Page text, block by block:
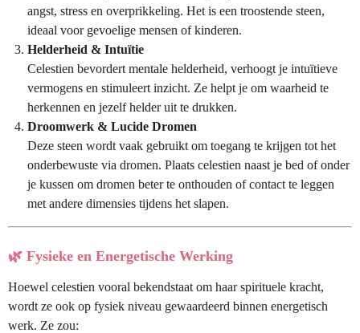
angst, stress en overprikkeling. Het is een troostende steen,
ideaal voor gevoelige mensen of kinderen.
Helderheid & Intuïtie
Celestien bevordert mentale helderheid, verhoogt je intuïtieve
vermogens en stimuleert inzicht. Ze helpt je om waarheid te
herkennen en jezelf helder uit te drukken.
Droomwerk & Lucide Dromen
Deze steen wordt vaak gebruikt om toegang te krijgen tot het
onderbewuste via dromen. Plaats celestien naast je bed of onder
je kussen om dromen beter te onthouden of contact te leggen
met andere dimensies tijdens het slapen.
🌿 Fysieke en Energetische Werking
Hoewel celestien vooral bekendstaat om haar spirituele kracht,
wordt ze ook op fysiek niveau gewaardeerd binnen energetisch
werk. Ze zou: